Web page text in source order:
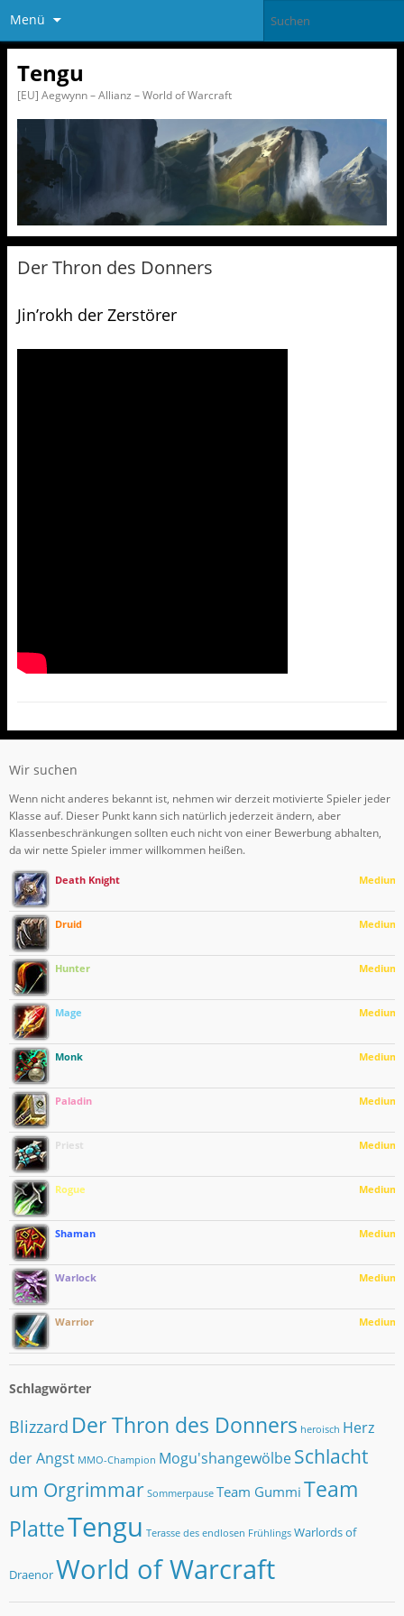
Menü
Tengu
[EU] Aegwynn – Allianz – World of Warcraft
Der Thron des Donners
Jin’rokh der Zerstörer
Wir suchen
Wenn nicht anderes bekannt ist, nehmen wir derzeit motivierte Spieler jeder
Klasse auf. Dieser Punkt kann sich natürlich jederzeit ändern, aber
Klassenbeschränkungen sollten euch nicht von einer Bewerbung abhalten,
da wir nette Spieler immer willkommen heißen.
Death Knight Medium
Druid Medium
Hunter Medium
Mage Medium
Monk Medium
Paladin Medium
Priest Medium
Rogue Medium
Shaman Medium
Warlock Medium
Warrior Medium
Schlagwörter
Blizzard Der Thron des Donners heroisch Herz
der Angst MMO-Champion Mogu'shangewölbe Schlacht
um Orgrimmar Sommerpause Team Gummi Team
PlatteTengu Terasse des endlosen Frühlings Warlords of
DraenorWorld of Warcraft